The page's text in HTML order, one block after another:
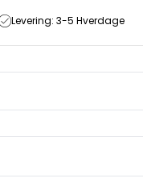
Levering: 3-5 Hverdage